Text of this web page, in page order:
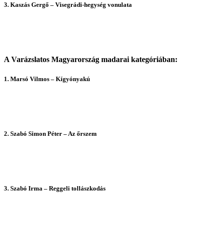
3. Kaszás Gergő – Visegrádi-hegység vonulata
A Varázslatos Magyarország madarai kategóriában:
1. Marsó Vilmos – Kígyónyakú
2. Szabó Simon Péter – Az őrszem
3. Szabó Irma – Reggeli tollászkodás